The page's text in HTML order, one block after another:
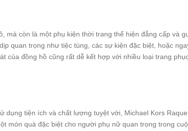
mà còn là một phụ kiện thời trang thể hiện đẳng cấp và
quan trọng như tiệc tùng, các sự kiện đặc biệt, hoặc
của đồng hồ cũng rất dễ kết hợp với nhiều loại trang
tiện ích và chất lượng tuyệt vời, Michael Kors
món quà đặc biệt cho người phụ nữ quan trọng trong